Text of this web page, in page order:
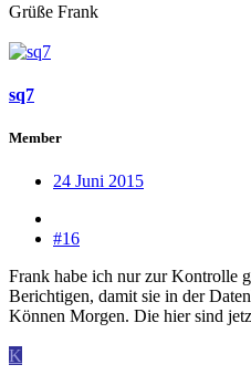
Grüße Frank
sq7
Member
24 Juni 2015
#16
Frank habe ich nur zur Kontrolle
Berichtigen, damit sie in der
Können Morgen. Die hier sind
K